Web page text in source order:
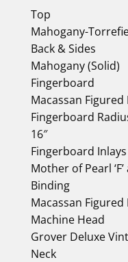
Top
Mahogany-
Back & Sides
Mahogany (Solid)
Fingerboard
Macassan Figured
Fingerboard
16″
Fingerboard Inlays
Mother of Pearl
Binding
Macassan Figured
Machine Head
Grover Deluxe
Neck